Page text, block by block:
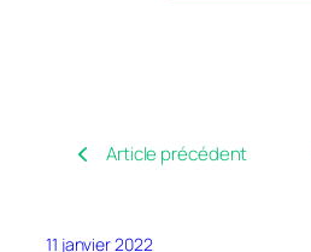
Article précédent
11 janvier 2022